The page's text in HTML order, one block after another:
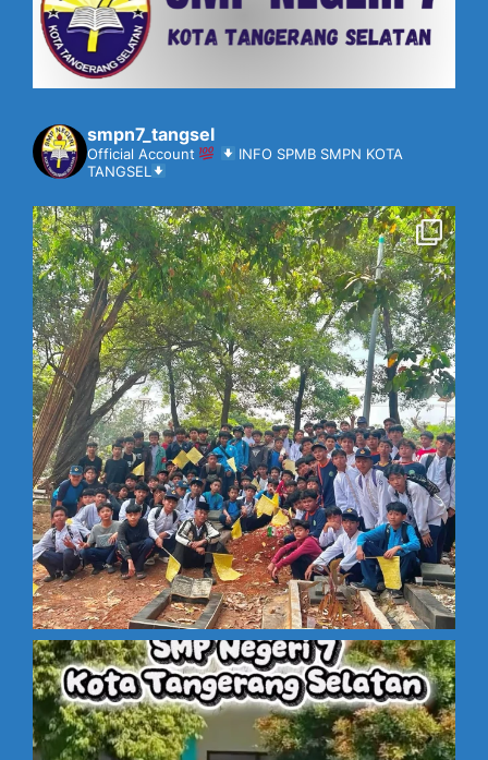
smpn7_tangsel
Official Account
INFO SPMB SMPN KOTA
TANGSEL